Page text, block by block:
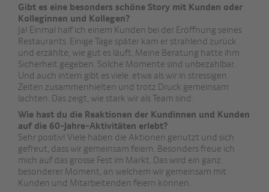
Gibt es eine besonders schöne Story mit Kunden oder
Kolleginnen und Kollegen?
Ja! Einmal half ich einem Kunden bei der Eröffnung seines
Restaurants. Einige Tage später kam er strahlend zurück
und erzählte, wie gut es läuft. Meine Beratung hatte ihm
Sicherheit gegeben. Solche Momente sind unbezahlbar.
Und auch intern gibt es viele: etwa als wir in stressigen
Zeiten zusammenhielten und trotz Druck gemeinsam
lachten. Das zeigt, wie stark wir als Team sind.
Wie hast du die Reaktionen der Kundinnen und Kunden
auf die 60-Jahre-Aktivitäten erlebt?
Sehr positiv! Viele haben die Aktionen genutzt und sich
gefreut, dass wir gemeinsam feiern. Besonders freue ich
mich auf das grosse Fest im Markt. Das wird ein ganz
besonderer Moment, an welchem wir gemeinsam mit
Kunden und Mitarbeitenden feiern können.